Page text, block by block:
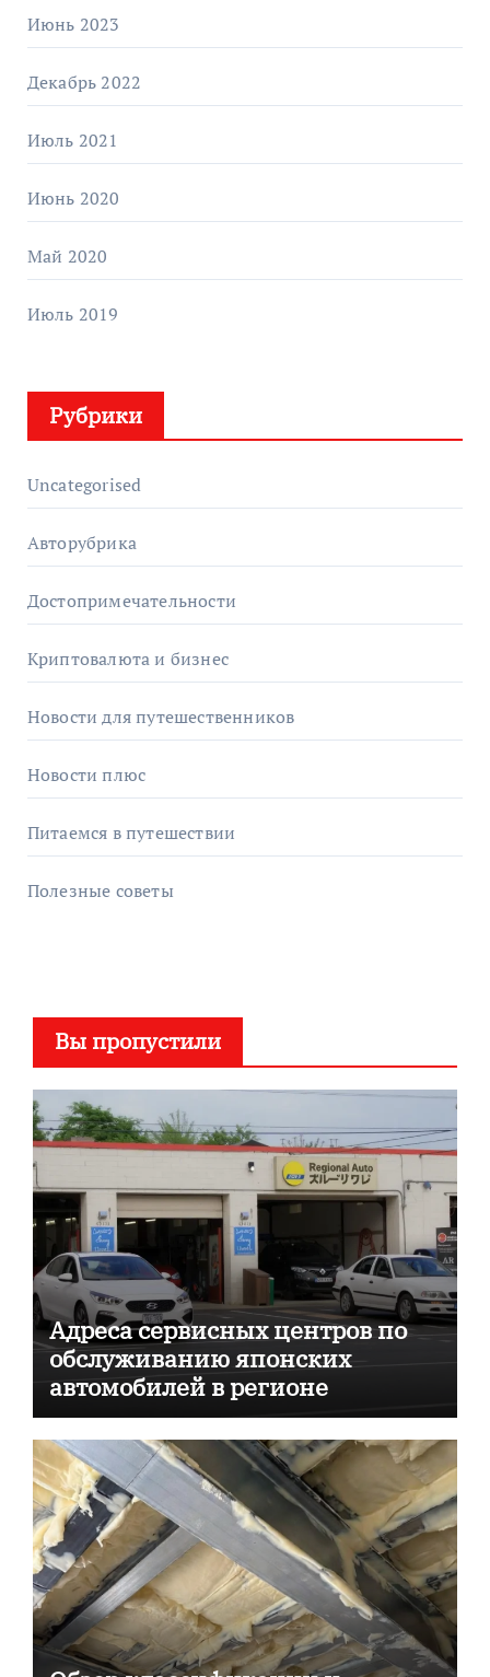
Июнь 2023
Декабрь 2022
Июль 2021
Июнь 2020
Май 2020
Июль 2019
Рубрики
Uncategorised
Авторубрика
Достопримечательности
Криптовалюта и бизнес
Новости для путешественников
Новости плюс
Питаемся в путешествии
Полезные советы
Вы пропустили
Адреса сервисных центров по
обслуживанию японских
автомобилей в регионе